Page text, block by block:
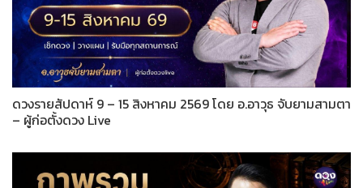
ดวงรายสัปดาห์ 9 – 15 สิงหาคม 2569 โดย อ.อาวุธ จับยามสามตา
– ผู้ก่อตั้งดวง Live